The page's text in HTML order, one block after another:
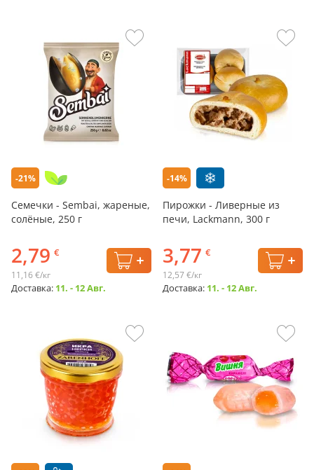
-21%
Семечки - Sembai, жареные,
солёные, 250 г
2,79 €
11,16 €/кг
Доставка: 11. - 12 Авг.
-14%
Пирожки - Ливерные из
печи, Lackmann, 300 г
3,77 €
12,57 €/кг
Доставка: 11. - 12 Авг.